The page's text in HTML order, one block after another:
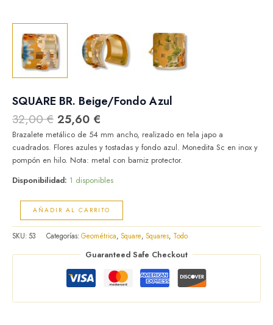
SQUARE BR. Beige/Fondo Azul
32,00€ 25,60 €
Brazalete metálico de 54 mm ancho, realizado en tela japo a
cuadrados. Flores azules y tostadas y fondo azul. Monedita Sc en inox y
pompón en hilo. Nota: metal con barniz protector.
Disponibilidad: 1 disponibles
AÑADIR AL CARRITO
SKU:53 Categorías:Geométrica, Square, Squares, Todo
Guaranteed Safe Checkout